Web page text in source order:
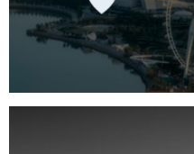
机构组织 国企 品牌